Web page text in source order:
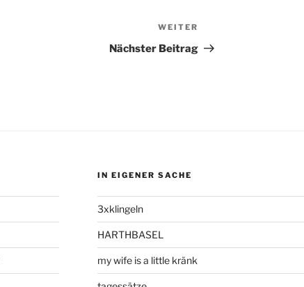
Beitrag
WEITER
Nächster Beitrag
IN EIGENER SACHE
3xklingeln
HARTHBASEL
my wife is a little kränk